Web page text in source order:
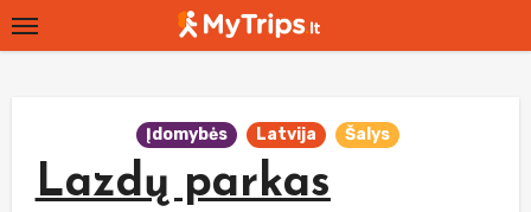
Skip
to
Įdomybės Latvija Šalys
Lazdų parkas